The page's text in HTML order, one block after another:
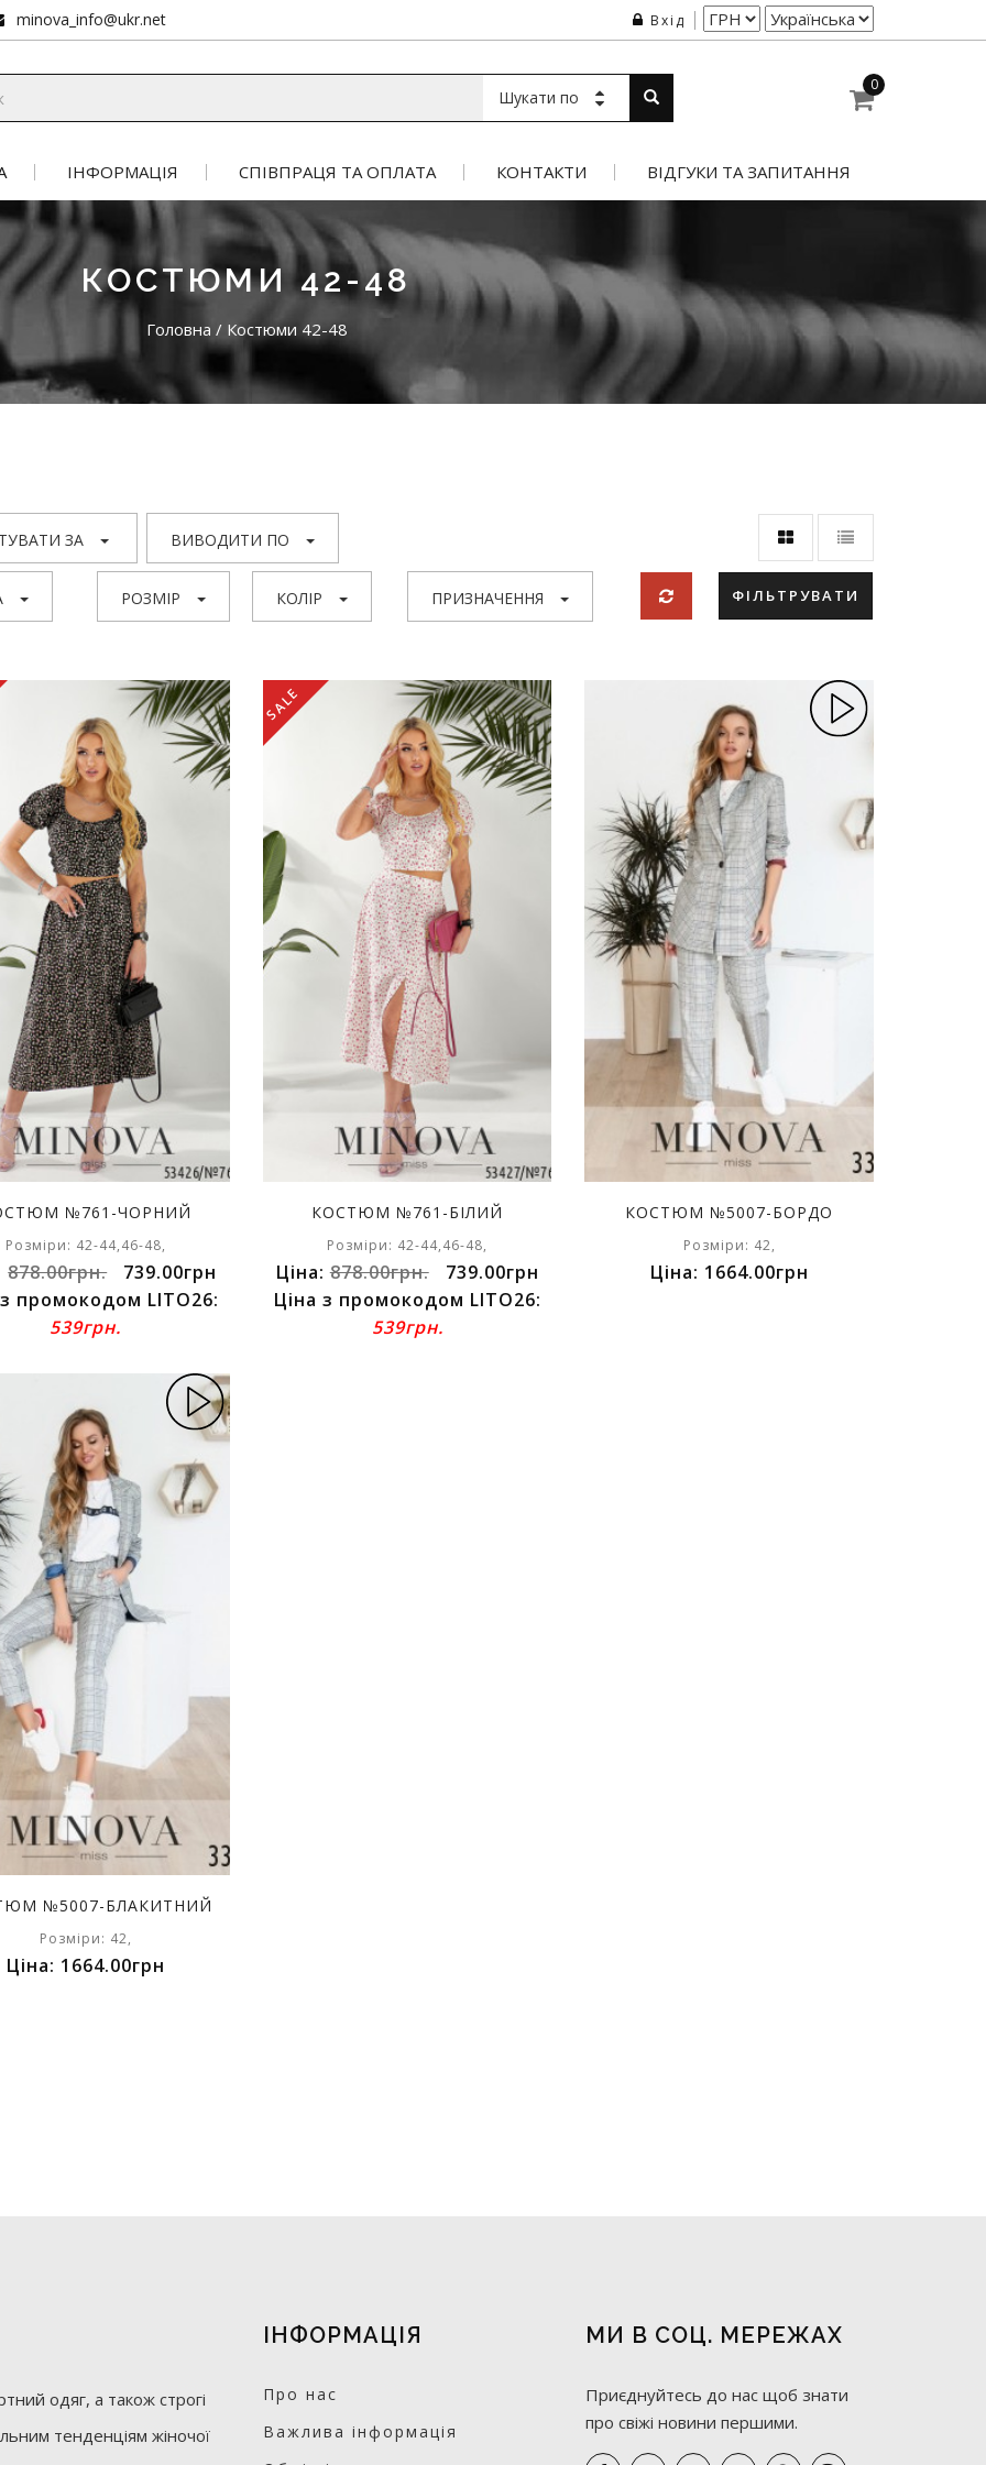
minova_info@ukr.net Вхід
Шукати по
0
ІНФОРМАЦІЯ СПІВПРАЦЯ ТА ОПЛАТА КОНТАКТИ ВІДГУКИ ТА ЗАПИТАННЯ
КОСТЮМИ 42-48
Головна / Костюми 42-48
ЗА ВИВОДИТИ ПО
РОЗМІР КОЛІР ПРИЗНАЧЕННЯ ФІЛЬТРУВАТИ
№761-ЧОРНИЙ
Розміри: 42-44,46-48,
878.00грн.
739.00грн
промокодом LITO26:
539грн.
SALE
КОСТЮМ №761-БІЛИЙ
Розміри: 42-44,46-48,
Ціна:878.00грн.
739.00грн
Ціна з промокодом LITO26:
539грн.
КОСТЮМ №5007-БОРДО
Розміри: 42,
Ціна: 1664.00грн
№5007-БЛАКИТНИЙ
Розміри: 42,
Ціна: 1664.00грн
одяг, а також строгі
тенденціям жіночої
ІНФОРМАЦІЯ
Про нас
Важлива інформація
МИ В СОЦ. МЕРЕЖАХ
Приєднуйтесь до нас щоб знати
про свіжі новини першими.